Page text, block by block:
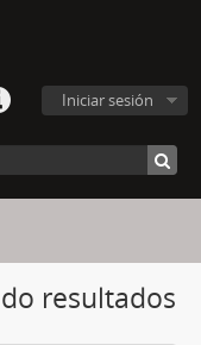
Iniciar sesión
resultados